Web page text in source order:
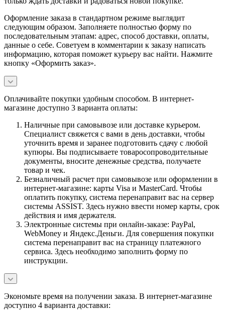
Оформление заказа в стандартном режиме выглядит
следующим образом. Заполняете полностью форму по
последовательным этапам: адрес, способ доставки, оплаты,
данные о себе. Советуем в комментарии к заказу написать
информацию, которая поможет курьеру вас найти. Нажмите
кнопку «Оформить заказ».
Оплачивайте покупки удобным способом. В интернет-
магазине доступно 3 варианта оплаты:
Наличные при самовывозе или доставке курьером.
Специалист свяжется с вами в день доставки, чтобы
уточнить время и заранее подготовить сдачу с любой
купюры. Вы подписываете товаросопроводительные
документы, вносите денежные средства, получаете
товар и чек.
Безналичный расчет при самовывозе или оформлении в
интернет-магазине: карты Visa и MasterCard. Чтобы
оплатить покупку, система перенаправит вас на сервер
системы ASSIST. Здесь нужно ввести номер карты, срок
действия и имя держателя.
Электронные системы при онлайн-заказе: PayPal,
WebMoney и Яндекс.Деньги. Для совершения покупки
система перенаправит вас на страницу платежного
сервиса. Здесь необходимо заполнить форму по
инструкции.
Экономьте время на получении заказа. В интернет-магазине
доступно 4 варианта доставки: